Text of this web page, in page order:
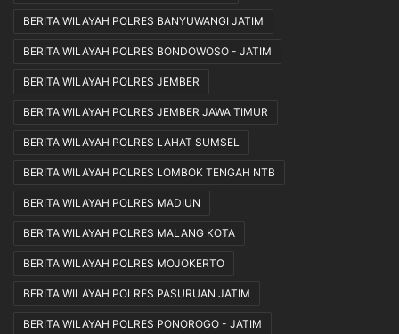
BERITA WILAYAH POLRES BANYUWANGI JATIM
BERITA WILAYAH POLRES BONDOWOSO - JATIM
BERITA WILAYAH POLRES JEMBER
BERITA WILAYAH POLRES JEMBER JAWA TIMUR
BERITA WILAYAH POLRES LAHAT SUMSEL
BERITA WILAYAH POLRES LOMBOK TENGAH NTB
BERITA WILAYAH POLRES MADIUN
BERITA WILAYAH POLRES MALANG KOTA
BERITA WILAYAH POLRES MOJOKERTO
BERITA WILAYAH POLRES PASURUAN JATIM
BERITA WILAYAH POLRES PONOROGO - JATIM